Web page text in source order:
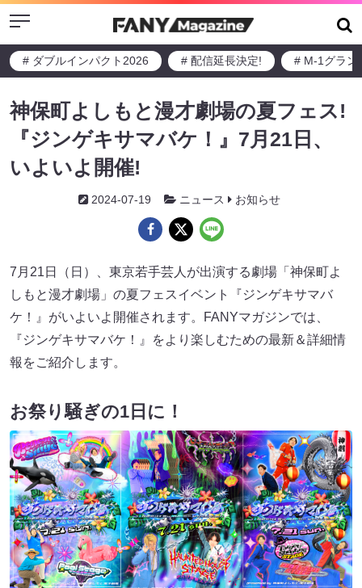
Menu
# ダブルインパクト2026 # 配信延長決定! # M-1グラン
神保町よしもと漫才劇場の夏フェス!
『ジンゲキサマバケ！』7月21日、
いよいよ開催!
2024-07-19 ニュース お知らせ
7月21日（日）、東京若手芸人が出演する劇場「神保町よ
しもと漫才劇場」の夏フェスイベント『ジンゲキサマバ
ケ！』がいよいよ開催されます。FANYマガジンでは、
『ジンゲキサマバケ！』をより楽しむための最新＆詳細情
報をご紹介します。
お祭り騒ぎの1⽇に！